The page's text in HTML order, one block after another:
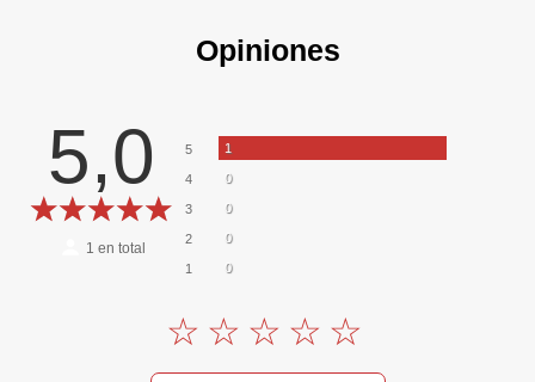
Opiniones
5,0
1 en total
5 1
4 0
3 0
2 0
1 0